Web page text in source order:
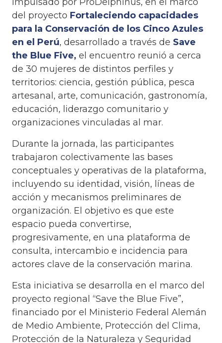
del proyecto Fortaleciendo capacidades
para la Conservación de los Cinco Azules
en el Perú, desarrollado a través de Save
the Blue Five, el encuentro reunió a cerca
de 30 mujeres de distintos perfiles y
territorios: ciencia, gestión pública, pesca
artesanal, arte, comunicación, gastronomía,
educación, liderazgo comunitario y
organizaciones vinculadas al mar.
Durante la jornada, las participantes
trabajaron colectivamente las bases
conceptuales y operativas de la plataforma,
incluyendo su identidad, visión, líneas de
acción y mecanismos preliminares de
organización. El objetivo es que este
espacio pueda convertirse,
progresivamente, en una plataforma de
consulta, intercambio e incidencia para
actores clave de la conservación marina.
Esta iniciativa se desarrolla en el marco del
proyecto regional “Save the Blue Five”,
financiado por el Ministerio Federal Alemán
de Medio Ambiente, Protección del Clima,
Protección de la Naturaleza y Seguridad